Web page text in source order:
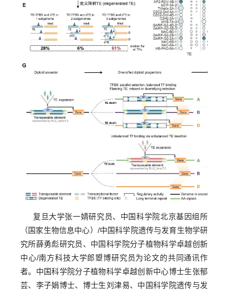
复旦大学张一婧研究员、中国科学院北京基因组所
（国家生物信息中心）/中国科学院遗传与发育生物学研
究所薛勇彪研究员、中国科学院分子植物科学卓越创新
中心/南方科技大学郎曌博研究员为论文的共同通讯作
者。中国科学院分子植物科学卓越创新中心博士生张郁
芸、李子娟博士、博士生刘津易、中国科学院遗传与发